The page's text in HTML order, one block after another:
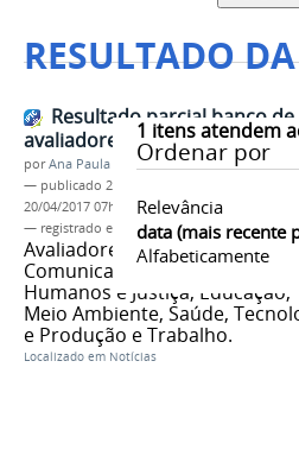
RESULTADO
1 itens atendem
Ordenar por
Relevância
data (mais recente
Alfabeticamente
Resultado parcial banco de
avaliadores extensionistas
porAna Paula Batista
— publicado 20/04/2017
20/04/2017 07h58
— registrado em:
PROEX ,Banco de
Avaliadores atuarão nas áreas
Comunicação, Cultura, Direitos
Humanos e Justiça, Educação,
Meio Ambiente, Saúde,
e Produção e Trabalho.
Localizado em Notícias